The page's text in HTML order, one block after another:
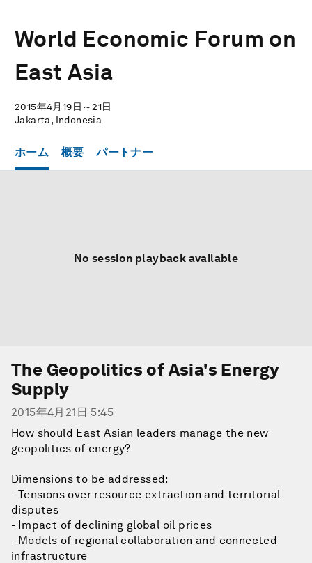
World Economic Forum on
East Asia
2015年4月19日～21日
Jakarta, Indonesia
ホーム 概要 パートナー
No session playback available
The Geopolitics of Asia's Energy
Supply
2015年4月21日 5:45
How should East Asian leaders manage the new
geopolitics of energy?
Dimensions to be addressed:
- Tensions over resource extraction and territorial
disputes
- Impact of declining global oil prices
- Models of regional collaboration and connected
infrastructure